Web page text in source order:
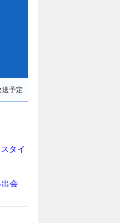
予定
タイ
会